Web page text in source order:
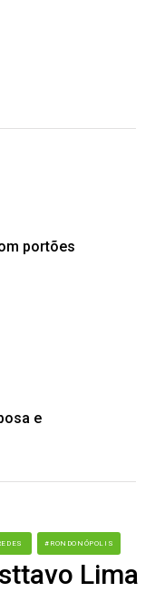
portões
e
#RONDONÓPOLIS
Lima